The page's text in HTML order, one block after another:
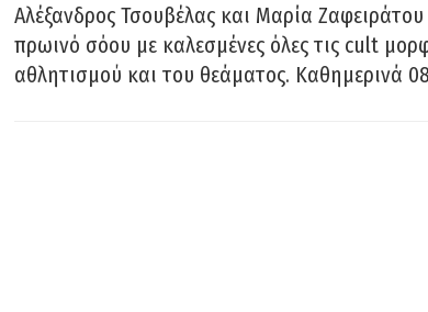
Αλέξανδρος Τσουβέλας και Μαρία
πρωινό σόου με καλεσμένες όλες τις cult
αθλητισμού και του θεάματος. Καθημερινά